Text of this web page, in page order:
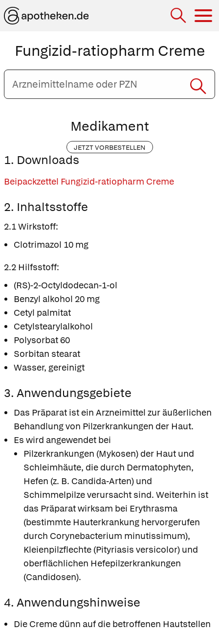
Fungizid-ratiopharm Creme
Arzneimittelname
oder
PZN
Medikament
JETZT VORBESTELLEN
1. Downloads
Beipackzettel Fungizid-ratiopharm Creme
2. Inhaltsstoffe
2.1 Wirkstoff:
Clotrimazol 10 mg
2.2 Hilfsstoff:
(RS)-2-Octyldodecan-1-ol
Benzyl alkohol 20 mg
Cetyl palmitat
Cetylstearylalkohol
Polysorbat 60
Sorbitan stearat
Wasser, gereinigt
3. Anwendungsgebiete
Das Präparat ist ein Arzneimittel zur äußerlichen
Behandlung von Pilzerkrankungen der Haut.
Es wird angewendet bei
Pilzerkrankungen (Mykosen) der Haut und
Schleimhäute, die durch Dermatophyten,
Hefen (z. B. Candida-Arten) und
Schimmelpilze verursacht sind. Weiterhin ist
das Präparat wirksam bei Erythrasma
(bestimmte Hauterkrankung hervorgerufen
durch Corynebacterium minutissimum),
Kleienpilzflechte (Pityriasis versicolor) und
oberflächlichen Hefepilzerkrankungen
(Candidosen).
4. Anwendungshinweise
Die Creme dünn auf die betroffenen Hautstellen